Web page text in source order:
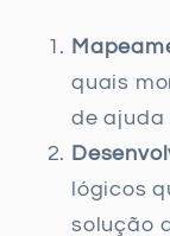
quais
de ajuda
lógicos
solução